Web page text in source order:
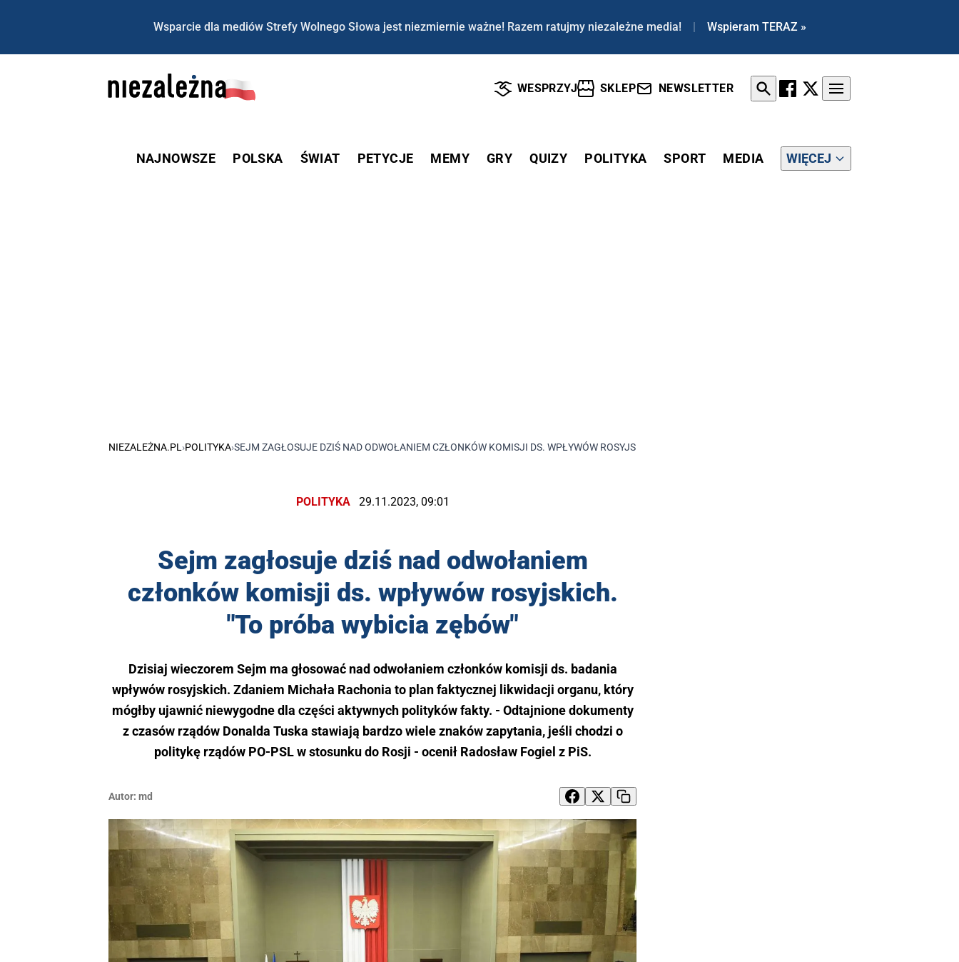
Wsparcie dla mediów Strefy Wolnego Słowa jest niezmiernie ważne! Razem ratujmy niezależne media! | Wspieram TERAZ »
WESPRZYJ SKLEP NEWSLETTER
NAJNOWSZE POLSKA ŚWIAT PETYCJE MEMY GRY QUIZY POLITYKA SPORT MEDIA WIĘCEJ
NIEZALEŻNA.PL ›POLITYKA›SEJM ZAGŁOSUJE DZIŚ NAD ODWOŁANIEM CZŁONKÓW KOMISJI DS. WPŁYWÓW ROSYJSKICH. "TO PRÓBA WYBICIA ZĘBÓW"
POLITYKA 29.11.2023, 09:01
Sejm zagłosuje dziś nad odwołaniem
członków komisji ds. wpływów rosyjskich.
"To próba wybicia zębów"
Dzisiaj wieczorem Sejm ma głosować nad odwołaniem członków komisji ds. badania
wpływów rosyjskich. Zdaniem Michała Rachonia to plan faktycznej likwidacji organu, który
mógłby ujawnić niewygodne dla części aktywnych polityków fakty. - Odtajnione dokumenty
z czasów rządów Donalda Tuska stawiają bardzo wiele znaków zapytania, jeśli chodzi o
politykę rządów PO-PSL w stosunku do Rosji - ocenił Radosław Fogiel z PiS.
Autor: md